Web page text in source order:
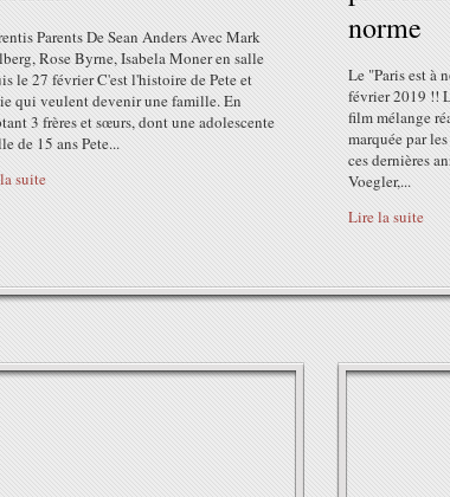
Parents De Sean Anders Avec Mark
Rose Byrne, Isabela Moner en salle
le 27 février C'est l'histoire de Pete et
qui veulent devenir une famille. En
3 frères et sœurs, dont une adolescente
de 15 ans Pete...
suite
norme
Le "Paris est à
février 2019 !!
film mélange
marquée par
ces dernières
Voegler,...
Lire la suite